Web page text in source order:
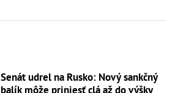
Senát udrel na Rusko: Nový sankčný
balík môže priniesť clá až do výšky